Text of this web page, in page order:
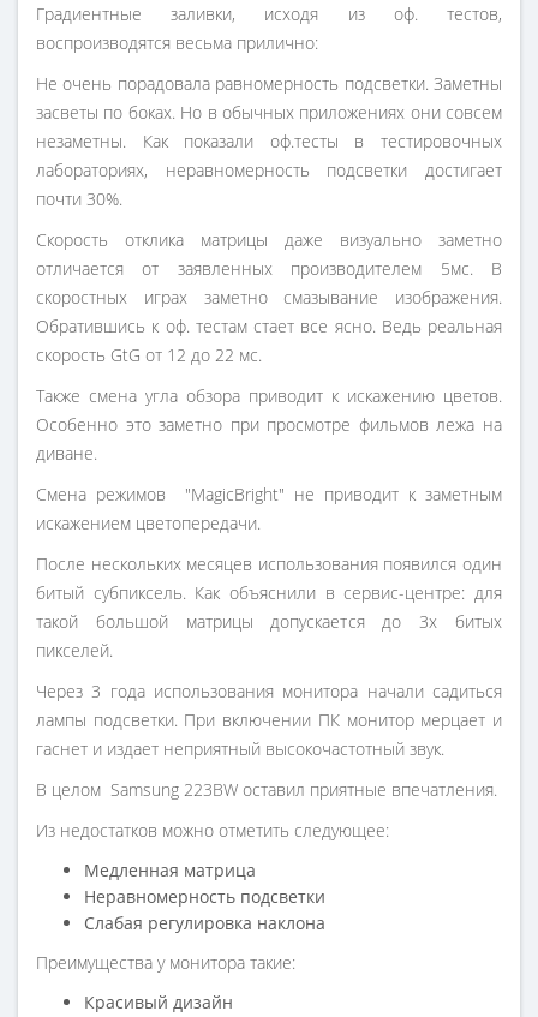
Градиентные заливки, исходя из оф. тестов,
воспроизводятся весьма прилично:
Не очень порадовала равномерность подсветки. Заметны
засветы по боках. Но в обычных приложениях они совсем
незаметны. Как показали оф.тесты в тестировочных
лабораториях, неравномерность подсветки достигает
почти 30%.
Скорость отклика матрицы даже визуально заметно
отличается от заявленных производителем 5мс. В
скоростных играх заметно смазывание изображения.
Обратившись к оф. тестам стает все ясно. Ведь реальная
скорость GtG от 12 до 22 мс.
Также смена угла обзора приводит к искажению цветов.
Особенно это заметно при просмотре фильмов лежа на
диване.
Смена режимов "MagicBright" не приводит к заметным
искажением цветопередачи.
После нескольких месяцев использования появился один
битый субпиксель. Как объяснили в сервис-центре: для
такой большой матрицы допускается до 3х битых
пикселей.
Через 3 года использования монитора начали садиться
лампы подсветки. При включении ПК монитор мерцает и
гаснет и издает неприятный высокочастотный звук.
В целом Samsung 223BW оставил приятные впечатления.
Из недостатков можно отметить следующее:
Медленная матрица
Неравномерность подсветки
Слабая регулировка наклона
Преимущества у монитора такие:
Красивый дизайн